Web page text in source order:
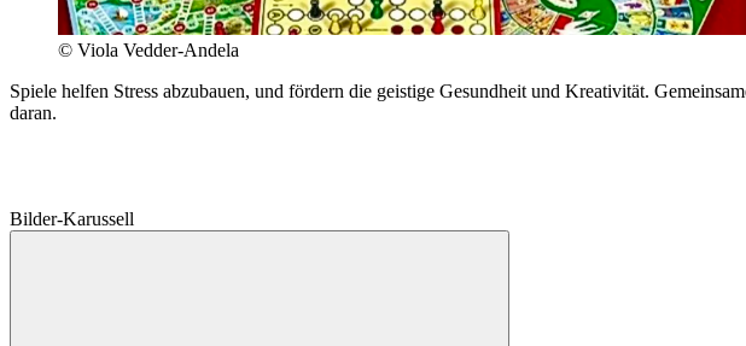
© Viola Vedder-Andela
Spiele helfen Stress abzubauen, und fördern die geistige Gesundheit und Kreativität.
daran.
Bilder-Karussell